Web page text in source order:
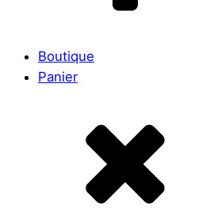
Boutique
Panier